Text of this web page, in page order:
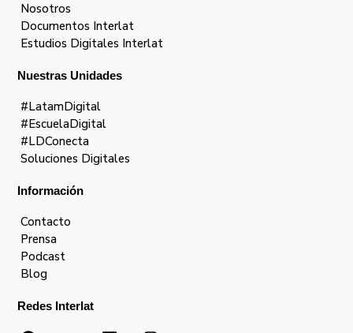
Nosotros
Documentos Interlat
Estudios Digitales Interlat
Nuestras Unidades
#LatamDigital
#EscuelaDigital
#LDConecta
Soluciones Digitales
Información
Contacto
Prensa
Podcast
Blog
Redes Interlat